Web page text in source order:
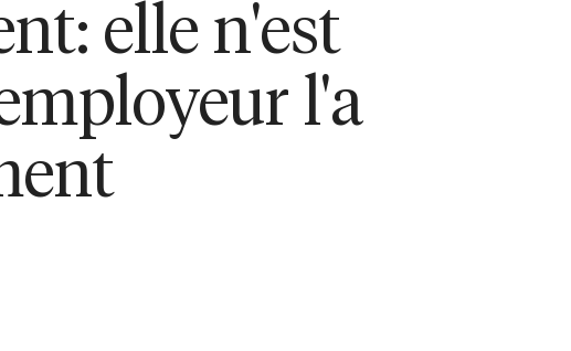
elle n'est
l'a